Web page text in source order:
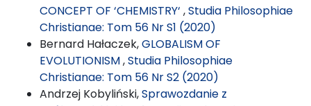
CONCEPT OF ‘CHEMISTRY‘ ,Studia Philosophiae
Christianae: Tom 56 Nr S1 (2020)
Bernard Hałaczek,GLOBALISM OF
EVOLUTIONISM,Studia Philosophiae
Christianae: Tom 56 Nr S2 (2020)
Andrzej Kobyliński,Sprawozdanie z